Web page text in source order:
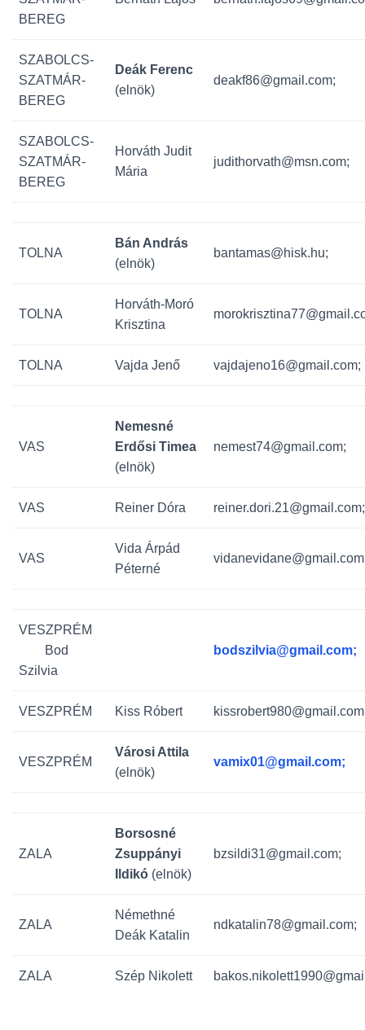
BEREG
SZABOLCS-
SZATMÁR-
BEREG
Deák Ferenc
(elnök)
deakf86@gmail.com;
SZABOLCS-
SZATMÁR-
BEREG
Horváth Judit
Mária
judithorvath@msn.com;
TOLNA
Bán András
(elnök)
bantamas@hisk.hu;
TOLNA
Horváth-Moró
Krisztina
TOLNA Vajda Jenő vajdajeno16@gmail.com;
VAS
Nemesné
Erdősi Timea
(elnök)
nemest74@gmail.com;
VAS Reiner Dóra reiner.dori.21@gmail.com;
VAS
Vida Árpád
Péterné
vidanevidane@gmail.com
VESZPRÉM
Bod
Szilvia
bodszilvia@gmail.com;
VESZPRÉM Kiss Róbert
VESZPRÉM
Városi Attila
(elnök)
vamix01@gmail.com;
ZALA
Borsosné
Zsuppányi
Ildikó (elnök)
bzsildi31@gmail.com;
ZALA
Némethné
Deák Katalin
ndkatalin78@gmail.com;
ZALA Szép Nikolett